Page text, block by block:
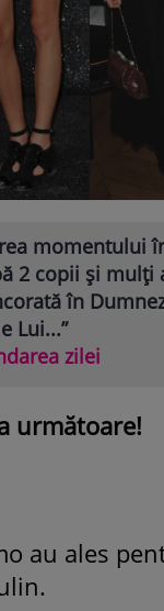
momentului
2 copii și mulți
în
Lui...”
zilei
următoare!
au ales